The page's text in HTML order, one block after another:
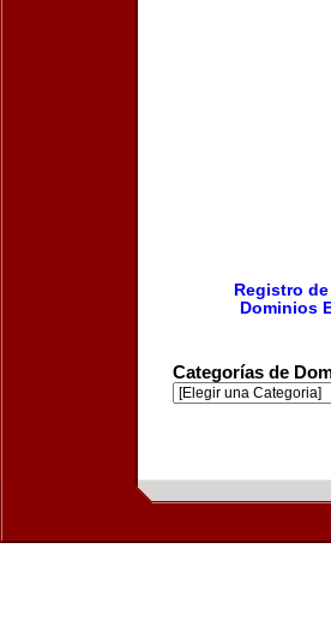
Registro
Dominios
Categorías de